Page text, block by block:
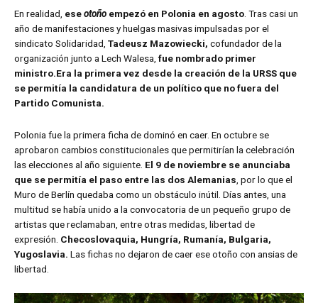
En realidad, eseotoño empezó en Polonia en agosto . Tras casi un
año de manifestaciones y huelgas masivas impulsadas por el
sindicato Solidaridad, Tadeusz Mazowiecki, cofundador de la
organización junto a Lech Walesa, fue nombrado primer
ministro.Era la primera vez desde la creación de la URSS que
se permitía la candidatura de un político que no fuera del
Partido Comunista.
Polonia fue la primera ficha de dominó en caer. En octubre se
aprobaron cambios constitucionales que permitirían la celebración
las elecciones al año siguiente. El 9 de noviembre se anunciaba
que se permitía el paso entre las dos Alemanias , por lo que el
Muro de Berlín quedaba como un obstáculo inútil. Días antes, una
multitud se había unido a la convocatoria de un pequeño grupo de
artistas que reclamaban, entre otras medidas, libertad de
expresión. Checoslovaquia, Hungría, Rumanía, Bulgaria,
Yugoslavia. Las fichas no dejaron de caer ese otoño con ansias de
libertad.